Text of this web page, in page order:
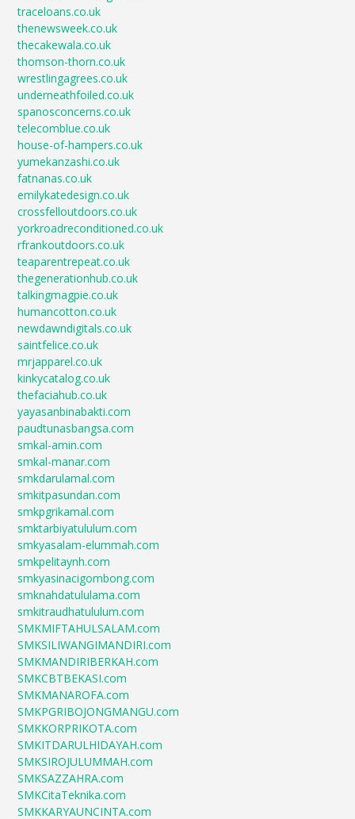
traceloans.co.uk
thenewsweek.co.uk
thecakewala.co.uk
thomson-thorn.co.uk
wrestlingagrees.co.uk
underneathfoiled.co.uk
spanosconcerns.co.uk
telecomblue.co.uk
house-of-hampers.co.uk
yumekanzashi.co.uk
fatnanas.co.uk
emilykatedesign.co.uk
crossfelloutdoors.co.uk
yorkroadreconditioned.co.uk
rfrankoutdoors.co.uk
teaparentrepeat.co.uk
thegenerationhub.co.uk
talkingmagpie.co.uk
humancotton.co.uk
newdawndigitals.co.uk
saintfelice.co.uk
mrjapparel.co.uk
kinkycatalog.co.uk
thefaciahub.co.uk
yayasanbinabakti.com
paudtunasbangsa.com
smkal-amin.com
smkal-manar.com
smkdarulamal.com
smkitpasundan.com
smkpgrikamal.com
smktarbiyatululum.com
smkyasalam-elummah.com
smkpelitaynh.com
smkyasinacigombong.com
smknahdatululama.com
smkitraudhatululum.com
SMKMIFTAHULSALAM.com
SMKSILIWANGIMANDIRI.com
SMKMANDIRIBERKAH.com
SMKCBTBEKASI.com
SMKMANAROFA.com
SMKPGRIBOJONGMANGU.com
SMKKORPRIKOTA.com
SMKITDARULHIDAYAH.com
SMKSIROJULUMMAH.com
SMKSAZZAHRA.com
SMKCitaTeknika.com
SMKKARYAUNCINTA.com